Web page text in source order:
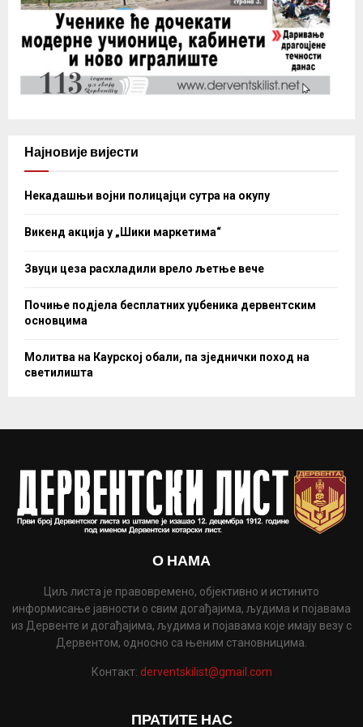
Најновије вијести
Некадашњи војни полицајци сутра на окупу
Викенд акција у „Шики маркетима“
Звуци цеза расхладили врело љетње вече
Почиње подјела бесплатних уџбеника дервентским
основцима
Молитва на Каурској обали, па зједнички поход на
светилишта
О НАМА
Циљ листа је правовремено, објективно и истинито
информисање јавности о свим догађајима, људима и појавама
из Дервенте и догађајима, људима и појавама које имају везу с
Дервентом, односно са њеним становницима.
Контакт: derventskilist@gmail.com
ПРАТИТЕ НАС